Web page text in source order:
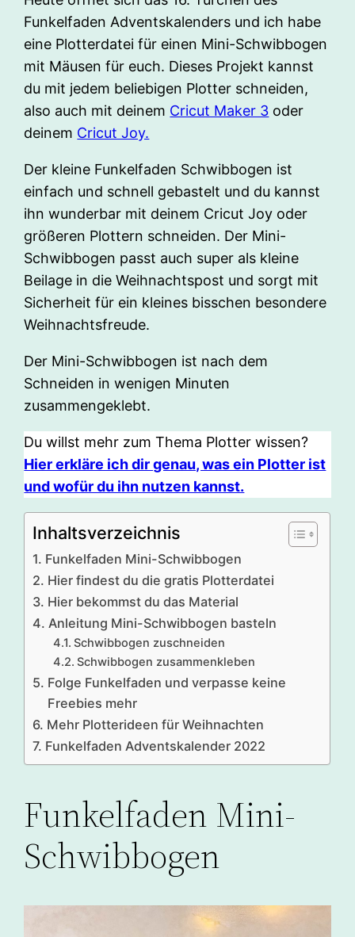
Funkelfaden Adventskalenders und ich habe
eine Plotterdatei für einen Mini-Schwibbogen
mit Mäusen für euch. Dieses Projekt kannst
du mit jedem beliebigen Plotter schneiden,
also auch mit deinem Cricut Maker 3 oder
deinem Cricut Joy.
Der kleine Funkelfaden Schwibbogen ist
einfach und schnell gebastelt und du kannst
ihn wunderbar mit deinem Cricut Joy oder
größeren Plottern schneiden. Der Mini-
Schwibbogen passt auch super als kleine
Beilage in die Weihnachtspost und sorgt mit
Sicherheit für ein kleines bisschen besondere
Weihnachtsfreude.
Der Mini-Schwibbogen ist nach dem
Schneiden in wenigen Minuten
zusammengeklebt.
Du willst mehr zum Thema Plotter wissen?
Hier erkläre ich dir genau, was ein Plotter ist
und wofür du ihn nutzen kannst.
Inhaltsverzeichnis
Funkelfaden Mini-Schwibbogen
Hier findest du die gratis Plotterdatei
Hier bekommst du das Material
Anleitung Mini-Schwibbogen basteln
Schwibbogen zuschneiden
Schwibbogen zusammenkleben
Folge Funkelfaden und verpasse keine
Freebies mehr
Mehr Plotterideen für Weihnachten
Funkelfaden Adventskalender 2022
Funkelfaden Mini-
Schwibbogen